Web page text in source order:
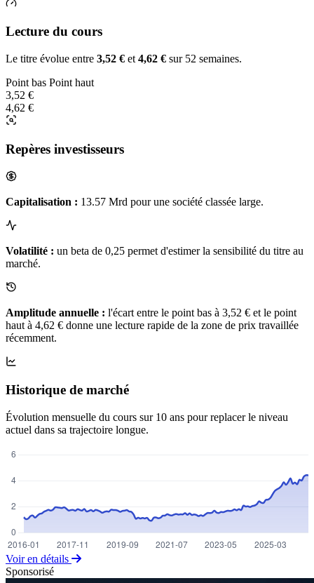
Lecture du cours
Le titre évolue entre 3,52 € et 4,62 € sur 52 semaines.
Point bas Point haut
3,52 €
4,62 €
Repères investisseurs
Capitalisation : 13.57 Mrd pour une société classée large.
Volatilité : un beta de 0,25 permet d'estimer la sensibilité du titre au
marché.
Amplitude annuelle : l'écart entre le point bas à 3,52 € et le point
haut à 4,62 € donne une lecture rapide de la zone de prix travaillée
récemment.
Historique de marché
Évolution mensuelle du cours sur 10 ans pour replacer le niveau
actuel dans sa trajectoire longue.
Voir en détails
Sponsorisé